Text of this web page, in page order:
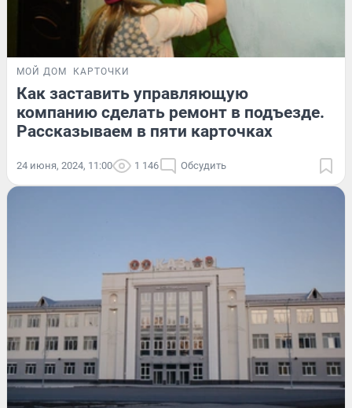
МОЙ ДОМ КАРТОЧКИ
Как заставить управляющую
компанию сделать ремонт в подъезде.
Рассказываем в пяти карточках
24 июня, 2024, 11:00 1 146 Обсудить